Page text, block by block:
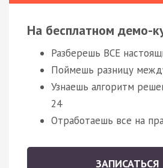
На бесплатном демо-
Разберешь ВСЕ
Поймешь разницу
Узнаешь алгоритм
24
Отработаешь все на
ЗАПИСАТЬСЯ